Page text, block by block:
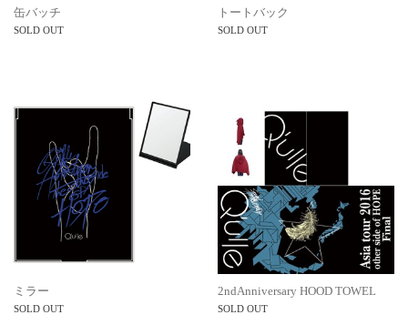
缶バッチ
SOLD OUT
トートバック
SOLD OUT
ミラー
SOLD OUT
2ndAnniversary HOOD TOWEL
SOLD OUT